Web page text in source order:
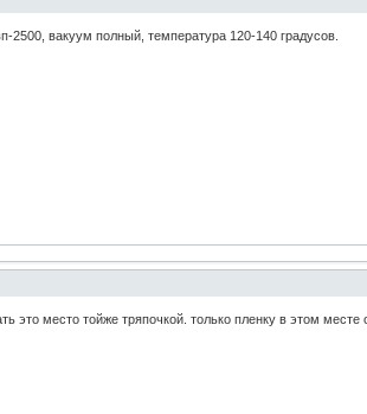
2500, вакуум полный, температура 120-140 градусов.
это место тойже тряпочкой. только пленку в этом месте